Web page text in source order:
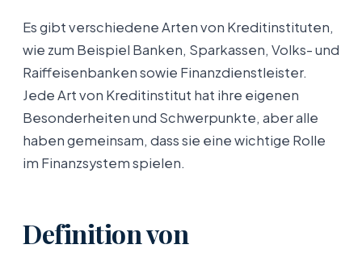
Es gibt verschiedene Arten von Kreditinstituten,
wie zum Beispiel Banken, Sparkassen, Volks- und
Raiffeisenbanken sowie Finanzdienstleister.
Jede Art von Kreditinstitut hat ihre eigenen
Besonderheiten und Schwerpunkte, aber alle
haben gemeinsam, dass sie eine wichtige Rolle
im Finanzsystem spielen.
Definition von